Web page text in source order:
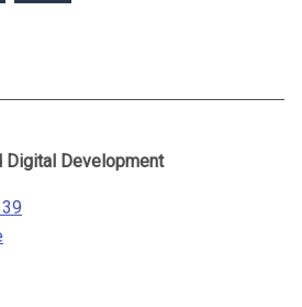
Digital Development